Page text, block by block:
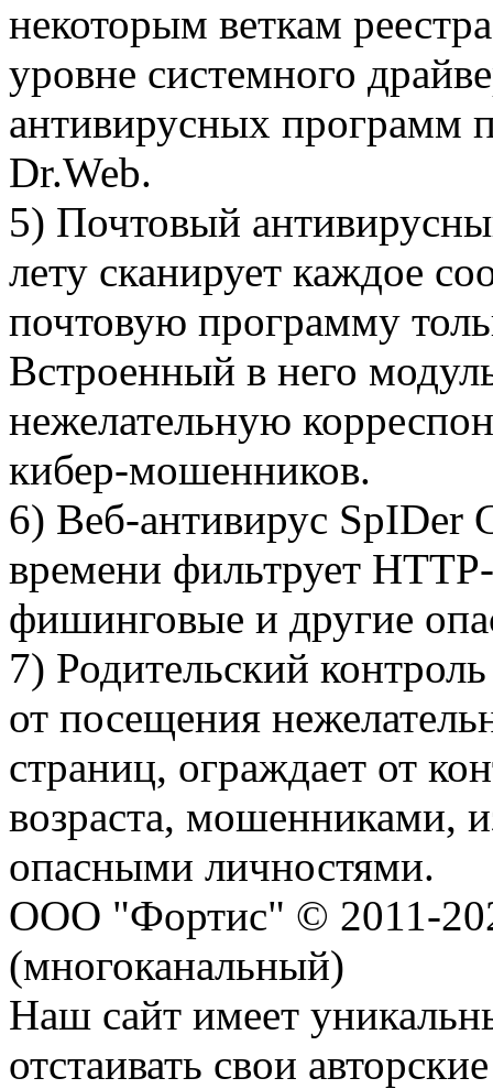
некоторым веткам
уровне системного
антивирусных программ
Dr.Web.
5) Почтовый
лету сканирует каждое
почтовую программу
Встроенный в него
нежелательную
кибер-мошенников.
6) Веб-антивирус SpIDer
времени фильтрует
фишинговые и другие
7) Родительский
от посещения
страниц, ограждает от
возраста, мошенниками,
опасными личностями.
ООО "Фортис" © 2011-
(многоканальный)
Наш сайт имеет
отстаивать свои